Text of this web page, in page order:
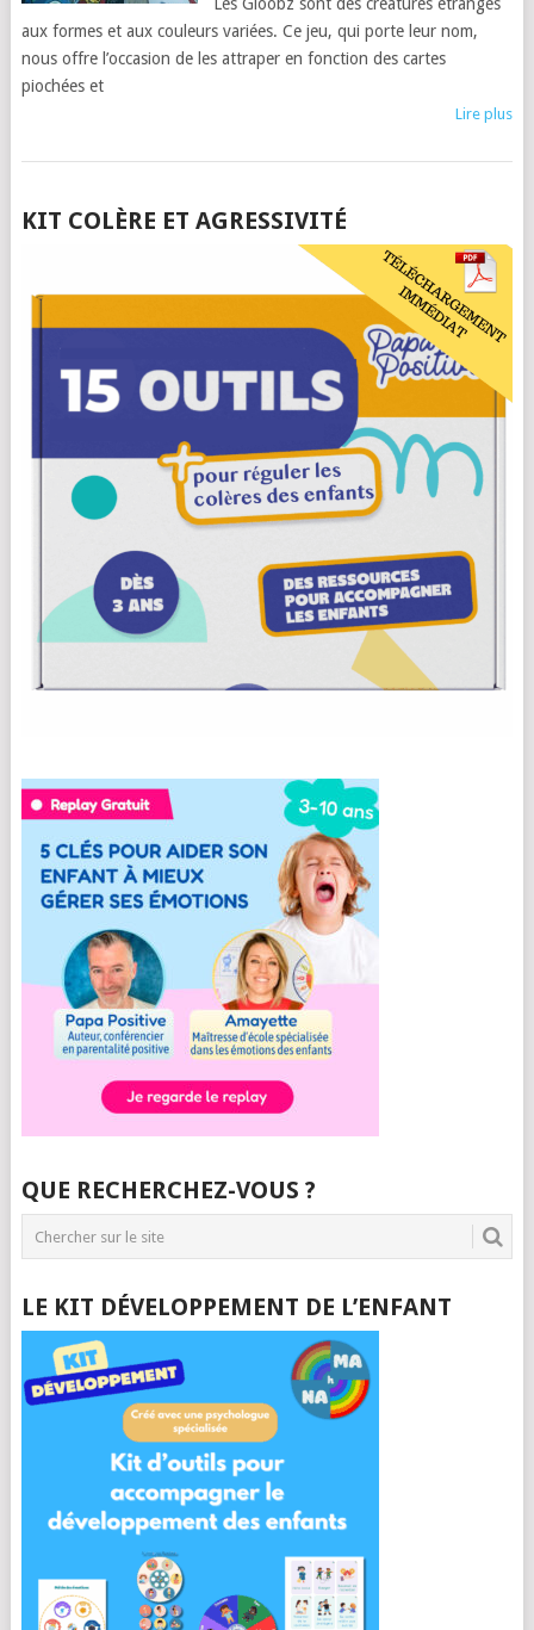
aux formes et aux couleurs variées. Ce jeu, qui porte leur nom,
nous offre l’occasion de les attraper en fonction des cartes
piochées et
Lire plus
POSTS
KIT COLÈRE ET AGRESSIVITÉ
QUE RECHERCHEZ-VOUS ?
LE KIT DÉVELOPPEMENT DE L’ENFANT